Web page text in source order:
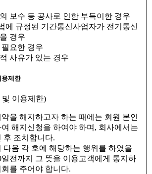
보수 등 공사로 인한 부득이한 경우
에 규정된 기간통신사업자가 전기통신
경우
요한 경우
사유가 있는 경우
용제한
및 이용제한)
을 해지하고자 하는 때에는 회원 본인
해지신청을 하여야 하며, 회사에서는
후 조치합니다.
음 각 호에 해당하는 행위를 하였을
전까지 그 뜻을 이용고객에게 통지하
를 주어야 합니다.